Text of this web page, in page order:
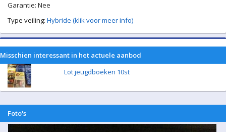
Garantie: Nee
Type veiling: Hybride (klik voor meer info)
Misschien interessant in het actuele aanbod
Lot jeugdboeken 10st
Foto's